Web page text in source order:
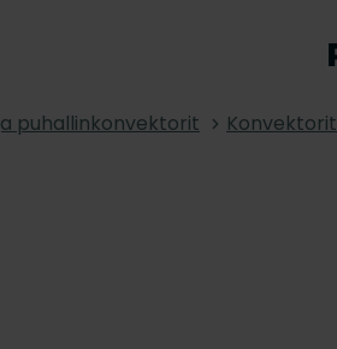
puhallinkonvektorit Konvektorit